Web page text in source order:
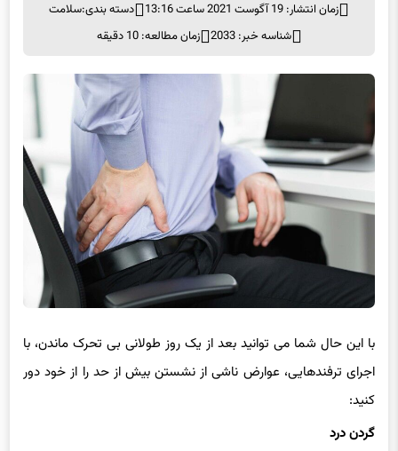
شناسه خبر: 2033
زمان مطالعه: 10 دقیقه
اجرای ترفندهایی، عوارض ناشی از نشستن بیش از حد را از خود دور
کنید:
گردن درد
اگر شما با کامپیوتر کار می کنید یا کار اداری فراوانی دارید که موجب